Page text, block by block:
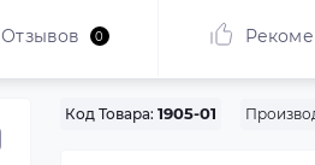
Отзывов 0
Код Товара: 1905-01